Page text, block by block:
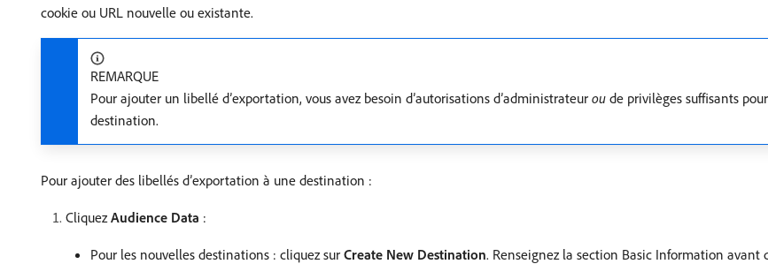
cookie ou URL nouvelle ou existante.
REMARQUE
Pour ajouter un libellé d’exportation, vous avez besoin d’autorisations d’administrateur ou de privilèges suffisants
destination.
Pour ajouter des libellés d’exportation à une destination :
CliquezAudience Data :
Pour les nouvelles destinations : cliquez sur Create New Destination. Renseignez la section Basic Information